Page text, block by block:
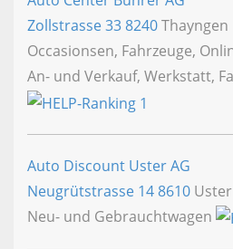
Zollstrasse 338240Thayngen
Occasionsen, Fahrzeuge,
An- und Verkauf, Werkstatt,
Auto Discount Uster AG
Neugrütstrasse 148610 Uster
Neu- und Gebrauchtwagen